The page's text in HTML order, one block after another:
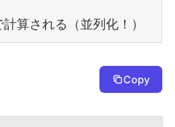
算される（並列化！）
Copy